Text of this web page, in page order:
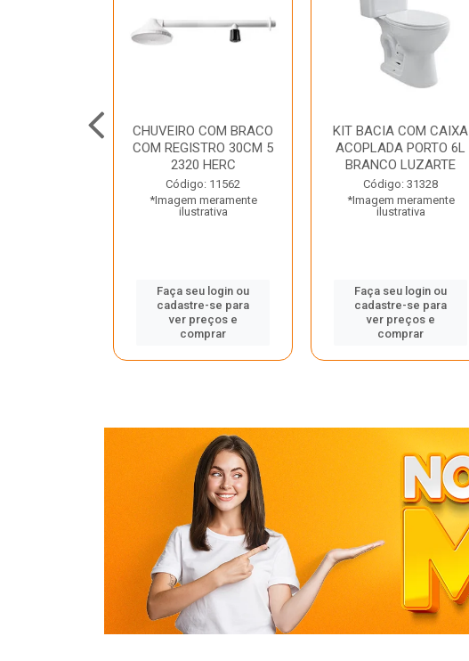
CHUVEIRO COM BRACO
COM REGISTRO 30CM 5
2320 HERC
Código: 11562
*Imagem meramente
ilustrativa
Faça seu login ou
cadastre-se para
ver preços e
comprar
KIT BACIA COM CAIXA
ACOPLADA PORTO 6L
BRANCO LUZARTE
Código: 31328
*Imagem meramente
ilustrativa
Faça seu login ou
cadastre-se para
ver preços e
comprar